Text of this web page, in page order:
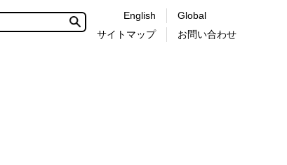
English
サイトマップ
Global
お問い合わせ